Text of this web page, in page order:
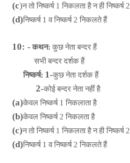
(c)न तो निष्कर्ष 1 निकलता है न ही निष्कर्ष 2
(d)निष्कर्ष 1 व निष्कर्ष 2 निकलते हैं
10: - कथन: कुछ नेता बन्दर हैं
सभी बन्दर दर्शक हैं
निष्कर्ष: 1-कुछ नेता दर्शक हैं
2-कोई बन्दर नेता नहीं है
(a)केवल निष्कर्ष 1 निकलाता है
(b)केवल निष्कर्ष 2 निकलता है
(c)न तो निष्कर्ष 1 निकलता है न ही निष्कर्ष 2
(d)निष्कर्ष 1 व निष्कर्ष 2 निकलते हैं